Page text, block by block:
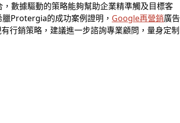
數據驅動的策略能夠幫助企業精準觸及目標客
Protergia的成功案例證明， Google再營銷廣告
行銷策略，建議進一步諮詢專業顧問，量身定制